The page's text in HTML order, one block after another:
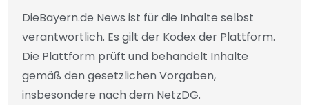
DieBayern.de News ist für die Inhalte selbst
verantwortlich. Es gilt der Kodex der Plattform.
Die Plattform prüft und behandelt Inhalte
gemäß den gesetzlichen Vorgaben,
insbesondere nach dem NetzDG.